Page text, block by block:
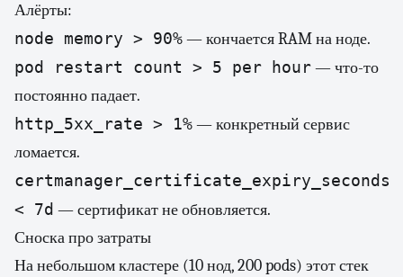
Алёрты:
node memory > 90%— кончается RAM на ноде.
pod restart count > 5 per hour— что-то
постоянно падает.
http_5xx_rate > 1%— конкретный сервис
ломается.
certmanager_certificate_expiry_seconds
< 7d — сертификат не обновляется.
Сноска про затраты
На небольшом кластере (10 нод, 200 pods) этот стек